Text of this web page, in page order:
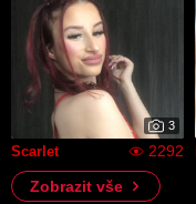
3
Scarlet 2292
Zobrazit vše